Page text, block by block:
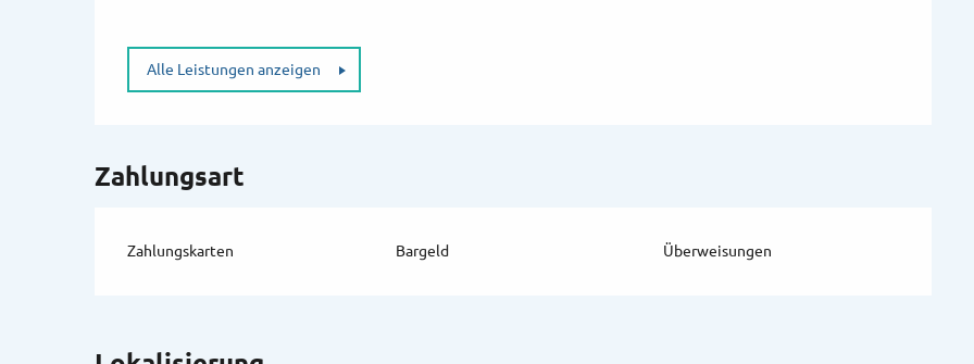
Alle Leistungen anzeigen
Zahlungsart
Zahlungskarten Bargeld Überweisungen